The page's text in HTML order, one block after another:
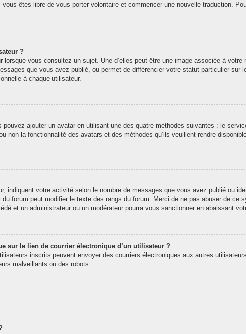
êtes libre de vous porter volontaire et commencer une nouvelle traduction.
?
lorsque vous consultez un sujet. Une d’elles peut être une image associée à
que vous avez publié, ou permet de différencier votre statut particulier sur
à chaque utilisateur.
ajouter un avatar en utilisant une des quatre méthodes suivantes : le
non la fonctionnalité des avatars et des méthodes qu’ils veuillent rendre
indiquent votre activité selon le nombre de messages que vous avez publié ou
forum peut modifier le texte des rangs du forum. Merci de ne pas abuser de ce
et un administrateur ou un modérateur pourra vous sanctionner en abaissant
sur le lien de courrier électronique d’un utilisateur ?
inscrits peuvent envoyer des courriers électroniques aux autres
malveillants ou des robots.